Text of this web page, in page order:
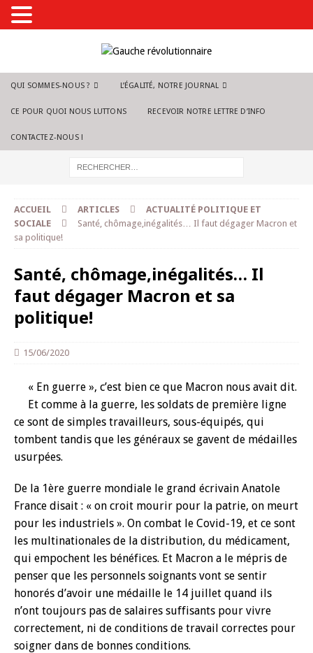
QUI SOMMES-NOUS ? L’ÉGALITÉ, NOTRE JOURNAL
CE POUR QUOI NOUS LUTTONS RECEVOIR NOTRE LETTRE D’INFO
CONTACTEZ-NOUS !
ACCUEIL ARTICLES
ACTUALITÉ POLITIQUE ET
SOCIALE
Santé, chômage,inégalités… Il faut dégager Macron et
sa politique!
Santé, chômage,inégalités… Il
faut dégager Macron et sa
politique!
15/06/2020
« En guerre », c’est bien ce que Macron nous avait dit.
Et comme à la guerre, les soldats de première ligne
ce sont de simples travailleurs, sous-équipés, qui
tombent tandis que les généraux se gavent de médailles
usurpées.
De la 1ère guerre mondiale le grand écrivain Anatole
France disait : « on croit mourir pour la patrie, on meurt
pour les industriels ». On combat le Covid-19, et ce sont
les multinationales de la distribution, du médicament,
qui empochent les bénéfices. Et Macron a le mépris de
penser que les personnels soignants vont se sentir
honorés d’avoir une médaille le 14 juillet quand ils
n’ont toujours pas de salaires suffisants pour vivre
correctement, ni de conditions de travail correctes pour
soigner dans de bonnes conditions.